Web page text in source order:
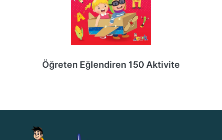
Öğreten Eğlendiren 150 Aktivite